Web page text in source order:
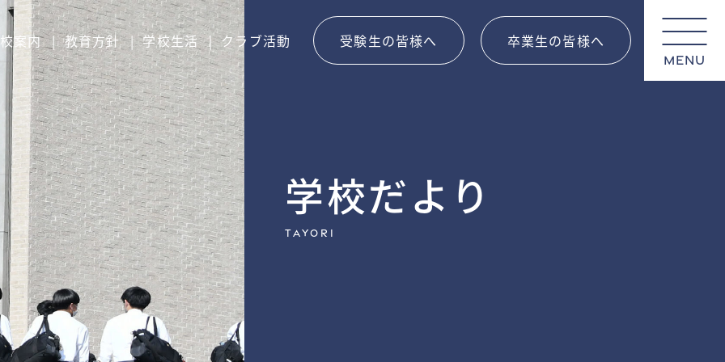
案内 教育方針 学校生活 クラブ活動 受験生の皆様へ 卒業生の皆様へ
MENU
学校だより
tayori